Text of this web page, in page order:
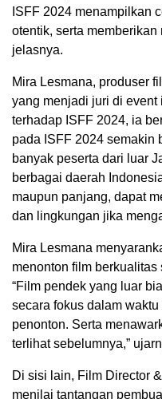
ISFF 2024 menampilkan
otentik, serta memberikan
jelasnya.
Mira Lesmana, produser
yang menjadi juri di
terhadap ISFF 2024, ia
pada ISFF 2024 semakin
banyak peserta dari luar
berbagai daerah
maupun panjang, dapat
dan lingkungan jika
Mira Lesmana
menonton film
“Film pendek yang luar
secara fokus dalam
penonton. Serta
terlihat sebelumnya,”
Di sisi lain, Film Director
menilai tantangan